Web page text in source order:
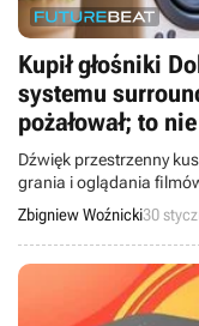
Kupił głośniki
systemu
pożałował; to
Dźwięk przestrzenny
grania i oglądania
wiedzieć, jak
ich potencjał.
Zbigniew Woźnicki30